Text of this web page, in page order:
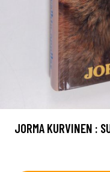
JORMA KURVINEN :